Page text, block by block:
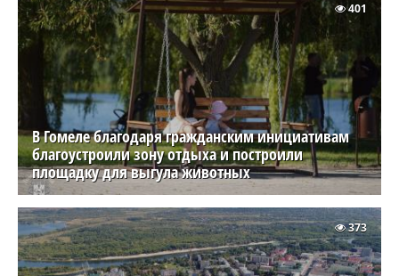
В Гомеле благодаря гражданским инициативам
благоустроили зону отдыха и построили
площадку для выгула животных
401
373